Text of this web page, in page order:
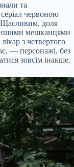
та
червоною
доля
мешканцями
з четвертого
— персонажі, без
зовсім інакше.